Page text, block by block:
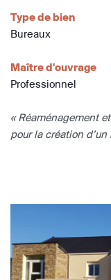
Type de bien
Bureaux
Maître d'ouvrage
Professionnel
« Réaménagement
pour la création d’un